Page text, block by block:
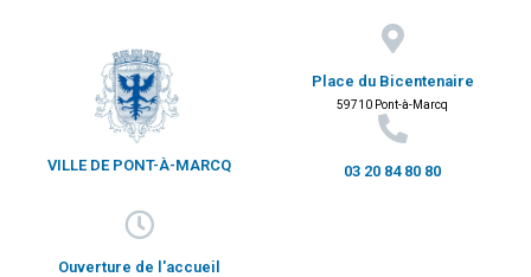
VILLE DE PONT-À-MARCQ
Place du Bicentenaire
59710 Pont-à-Marcq
03 20 84 80 80
Ouverture de l'accueil